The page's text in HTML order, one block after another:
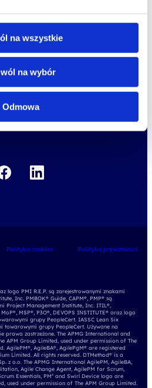
na wszystkie
na wybór
Odmowa
Polityka cookies Polityka prywatności
logo PMI R.E.P. są zarejestrowanymi znakami
Inc. PMBOK® Guide, CAPM®, PMP® są
Project Management Institute, Inc. ITIL®,
MSP®, P3O®, DEVOPS INSTITUTE® oraz logo
grupy PeopleCert. IASSC Lean Six
towarowymi grupy PeopleCert. Używane na
prawa zastrzeżone. The APMG International and
APM Group Limited, used under permission of The
AgilePM®, AgileBA®, AgilePgM® are registered
Limited. All rights reserved. DTMethod® is a
z o.o. The APMG International AgilePM, AgileBA,
Agile Change Agent, AgilePM for Scrum,
Essentials, PM² and Swirl Device logo are
used under permission of The APM Group Limited.